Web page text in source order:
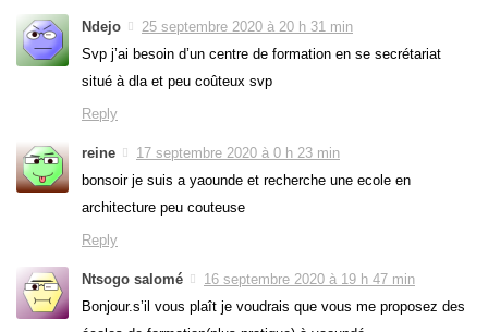
Ndejo
25 septembre 2020 à 20 h 31 min
Svp j’ai besoin d’un centre de formation en se secrétariat
situé à dla et peu coûteux svp
Reply
reine
17 septembre 2020 à 0 h 23 min
bonsoir je suis a yaounde et recherche une ecole en
architecture peu couteuse
Reply
Ntsogo salomé
16 septembre 2020 à 19 h 47 min
Bonjour.s’il vous plaît je voudrais que vous me proposez des